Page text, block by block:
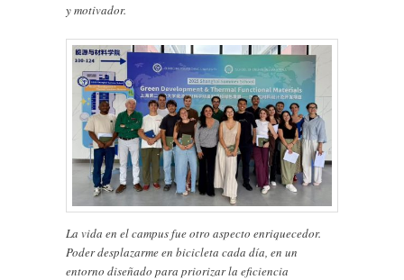
y motivador.
La vida en el campus fue otro aspecto enriquecedor.
Poder desplazarme en bicicleta cada día, en un
entorno diseñado para priorizar la eficiencia